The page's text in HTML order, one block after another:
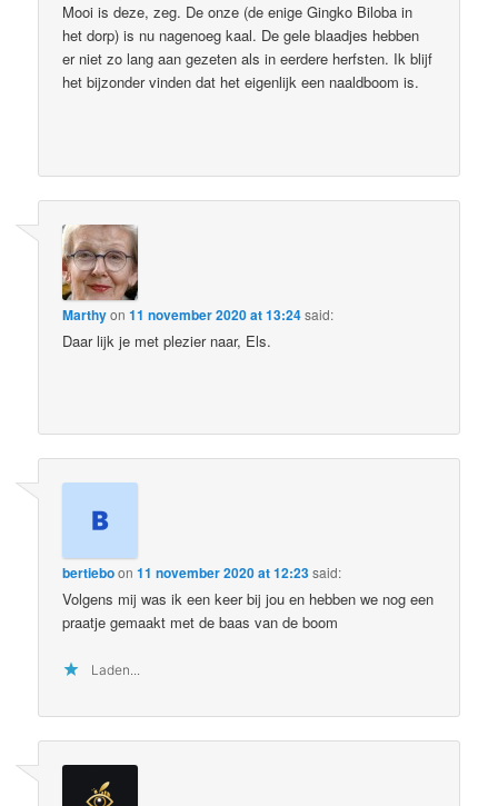
Mooi is deze, zeg. De onze (de enige Gingko Biloba in
het dorp) is nu nagenoeg kaal. De gele blaadjes hebben
er niet zo lang aan gezeten als in eerdere herfsten. Ik blijf
het bijzonder vinden dat het eigenlijk een naaldboom is.
Marthyon11 november 2020 at 13:24said:
Daar lijk je met plezier naar, Els.
bertieboon11 november 2020 at 12:23said:
Volgens mij was ik een keer bij jou en hebben we nog een
praatje gemaakt met de baas van de boom
Laden...